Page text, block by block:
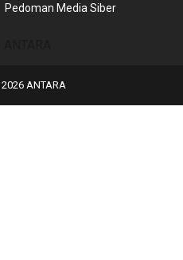
Pedoman Media Siber
ANTARA